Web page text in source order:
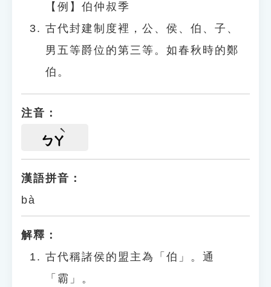
【例】伯仲叔季
古代封建制度裡，公、侯、伯、子、
男五等爵位的第三等。如春秋時的鄭
伯。
注音：
ㄅㄚ
漢語拼音：
bà
解釋：
古代稱諸侯的盟主為「伯」。通
「霸」。